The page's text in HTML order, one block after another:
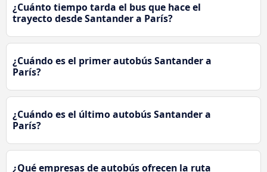
¿Cuánto tiempo tarda el bus que hace el
trayecto desde Santander a París?
¿Cuándo es el primer autobús Santander a
París?
¿Cuándo es el último autobús Santander a
París?
¿Qué empresas de autobús ofrecen la ruta